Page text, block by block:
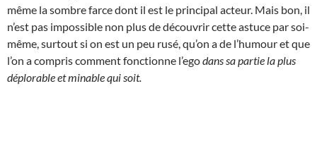
même la sombre farce dont il est le principal acteur. Mais bon, il
n’est pas impossible non plus de découvrir cette astuce par soi-
même, surtout si on est un peu rusé, qu’on a de l’humour et que
l’on a compris comment fonctionne l’egodans sa partie la plus
déplorable et minable qui soit.